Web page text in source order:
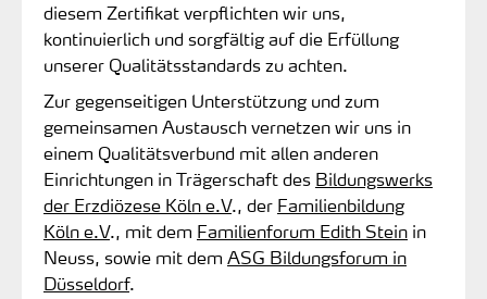
diesem Zertifikat verpflichten wir uns,
kontinuierlich und sorgfältig auf die Erfüllung
unserer Qualitätsstandards zu achten.
Zur gegenseitigen Unterstützung und zum
gemeinsamen Austausch vernetzen wir uns in
einem Qualitätsverbund mit allen anderen
Einrichtungen in Trägerschaft des Bildungswerks
der Erzdiözese Köln e.V., der Familienbildung
Köln e.V., mit dem Familienforum Edith Stein in
Neuss, sowie mit dem ASG Bildungsforum in
Düsseldorf.